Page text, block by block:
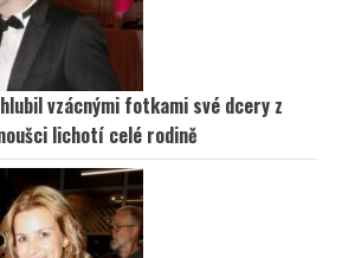
vzácnými fotkami své dcery z
lichotí celé rodině